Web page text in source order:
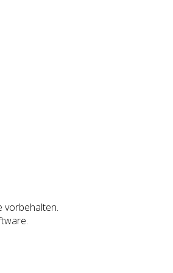
vorbehalten.